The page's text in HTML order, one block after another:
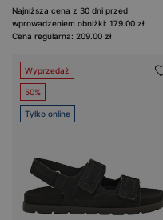
Najniższa cena z 30 dni przed
wprowadzeniem obniżki: 179.00 zł
Cena regularna: 209.00 zł
Wyprzedaż
50%
Tylko online